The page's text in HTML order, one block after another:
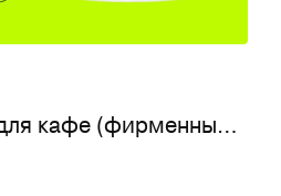
Этикетка/упаковка для кафе (фирменный стиль)